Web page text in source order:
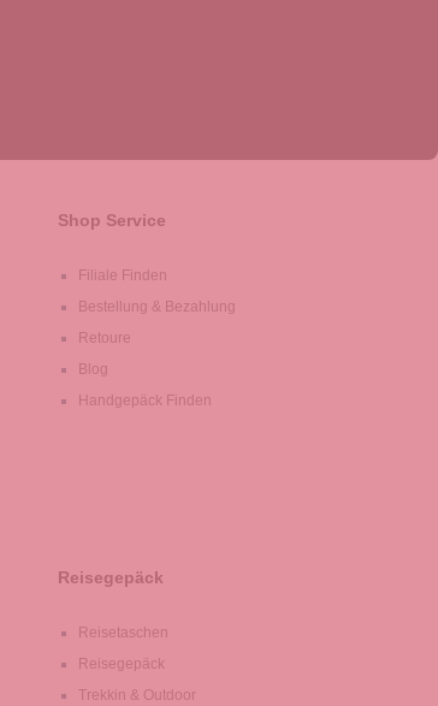
Shop Service
Filiale Finden
Bestellung & Bezahlung
Retoure
Blog
Handgepäck Finden
Reisegepäck
Reisetaschen
Reisegepäck
Trekkin & Outdoor